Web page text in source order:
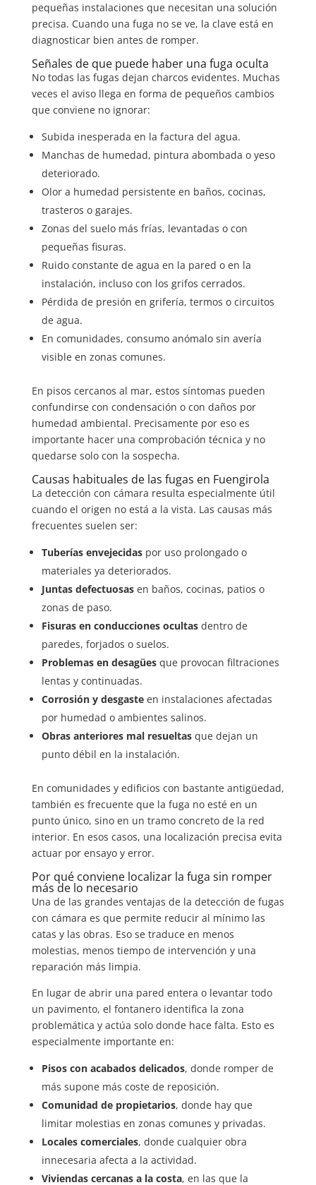
pequeñas instalaciones que necesitan una solución
precisa. Cuando una fuga no se ve, la clave está en
diagnosticar bien antes de romper.
Señales de que puede haber una fuga oculta
No todas las fugas dejan charcos evidentes. Muchas
veces el aviso llega en forma de pequeños cambios
que conviene no ignorar:
Subida inesperada en la factura del agua.
Manchas de humedad, pintura abombada o yeso
deteriorado.
Olor a humedad persistente en baños, cocinas,
trasteros o garajes.
Zonas del suelo más frías, levantadas o con
pequeñas fisuras.
Ruido constante de agua en la pared o en la
instalación, incluso con los grifos cerrados.
Pérdida de presión en grifería, termos o circuitos
de agua.
En comunidades, consumo anómalo sin avería
visible en zonas comunes.
En pisos cercanos al mar, estos síntomas pueden
confundirse con condensación o con daños por
humedad ambiental. Precisamente por eso es
importante hacer una comprobación técnica y no
quedarse solo con la sospecha.
Causas habituales de las fugas en Fuengirola
La detección con cámara resulta especialmente útil
cuando el origen no está a la vista. Las causas más
frecuentes suelen ser:
Tuberías envejecidaspor uso prolongado o
materiales ya deteriorados.
Juntas defectuosasen baños, cocinas, patios o
zonas de paso.
Fisuras en conducciones ocultasdentro de
paredes, forjados o suelos.
Problemas en desagüesque provocan filtraciones
lentas y continuadas.
Corrosión y desgasteen instalaciones afectadas
por humedad o ambientes salinos.
Obras anteriores mal resueltasque dejan un
punto débil en la instalación.
En comunidades y edificios con bastante antigüedad,
también es frecuente que la fuga no esté en un
punto único, sino en un tramo concreto de la red
interior. En esos casos, una localización precisa evita
actuar por ensayo y error.
Por qué conviene localizar la fuga sin romper
más de lo necesario
Una de las grandes ventajas de la detección de fugas
con cámara es que permite reducir al mínimo las
catas y las obras. Eso se traduce en menos
molestias, menos tiempo de intervención y una
reparación más limpia.
En lugar de abrir una pared entera o levantar todo
un pavimento, el fontanero identifica la zona
problemática y actúa solo donde hace falta. Esto es
especialmente importante en:
Pisos con acabados delicados, donde romper de
más supone más coste de reposición.
Comunidad de propietarios, donde hay que
limitar molestias en zonas comunes y privadas.
Locales comerciales, donde cualquier obra
innecesaria afecta a la actividad.
Viviendas cercanas a la costa, en las que la